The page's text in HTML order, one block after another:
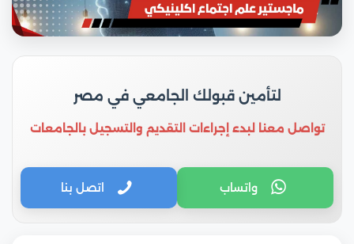
لتأمين قبولك الجامعي في مصر
تواصل معنا لبدء إجراءات التقديم والتسجيل بالجامعات
واتساب اتصل بنا